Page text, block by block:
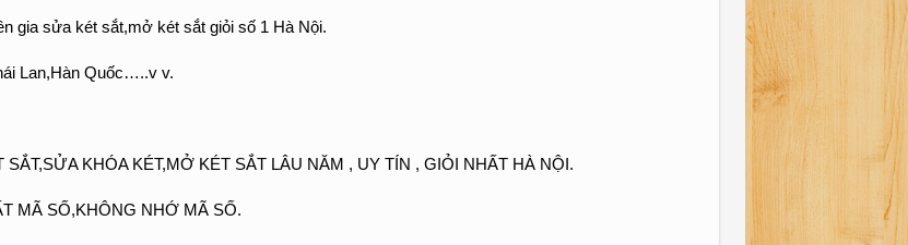
gia sửa két sắt,mở két sắt giỏi số 1 Hà Nội.
Lan,Hàn Quốc…..v v.
KHÓA KÉT,MỞ KÉT SẮT LÂU NĂM , UY TÍN , GIỎI NHẤT HÀ NỘI.
MÃ SỐ,KHÔNG NHỚ MÃ SỐ.